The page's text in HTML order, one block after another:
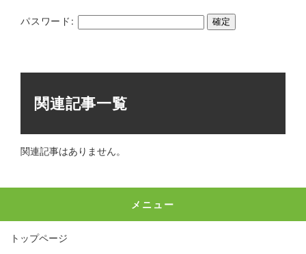
パスワード:
関連記事一覧
関連記事はありません。
メニュー
トップページ